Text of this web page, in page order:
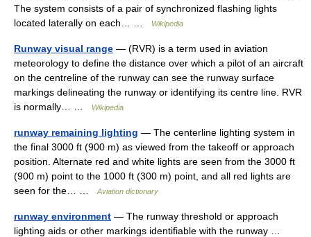
The system consists of a pair of synchronized flashing lights
located laterally on each… …
Wikipedia
Runway visual range — (RVR) is a term used in aviation
meteorology to define the distance over which a pilot of an aircraft
on the centreline of the runway can see the runway surface
markings delineating the runway or identifying its centre line. RVR
is normally… …
Wikipedia
runway remaining lighting — The centerline lighting system in
the final 3000 ft (900 m) as viewed from the takeoff or approach
position. Alternate red and white lights are seen from the 3000 ft
(900 m) point to the 1000 ft (300 m) point, and all red lights are
seen for the… …
Aviation dictionary
runway environment — The runway threshold or approach
lighting aids or other markings identifiable with the runway …